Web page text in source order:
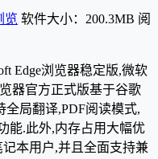
览 软件大小：200.3MB 阅
Edge浏览器稳定版,微软
器官方正式版基于谷歌
全局翻译,PDF阅读模式,
能.此外,内存占用大幅优
本用户,并且全面支持兼